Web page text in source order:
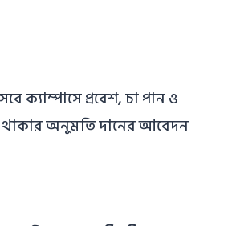
ক্যাম্পাসে প্রবেশ, চা পান ও
থাকার অনুমতি দানের আবেদন